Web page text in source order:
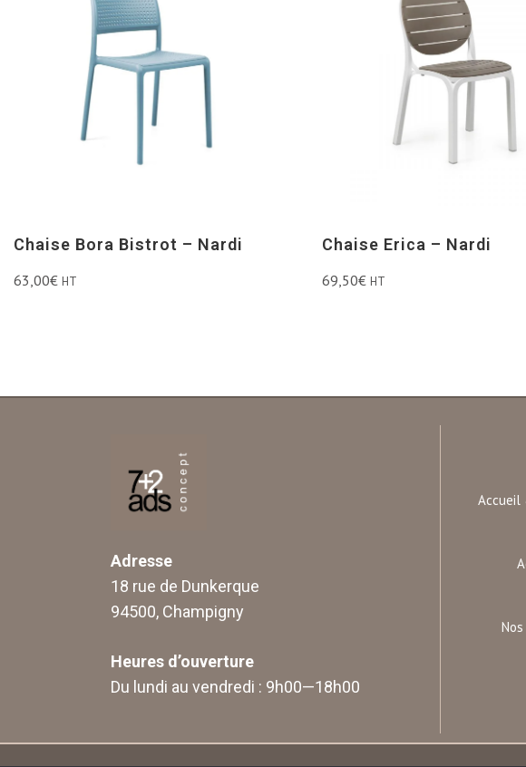
Chaise Bora Bistrot – Nardi
63,00€ HT
Chaise Erica – Nardi
69,50€ HT
Adresse
18 rue de Dunkerque
94500, Champigny
Heures d’ouverture
Du lundi au vendredi : 9h00—18h00
Accueil